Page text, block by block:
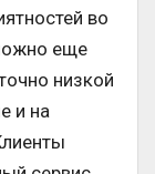
во
еще
низкой
и на